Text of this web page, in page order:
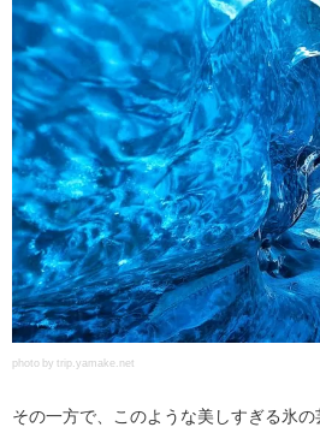
photo by trip.yamake.net
その一方で、このような美しすぎる氷の